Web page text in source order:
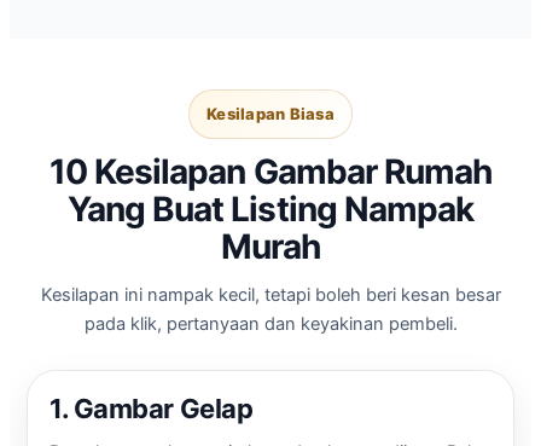
Kesilapan Biasa
10 Kesilapan Gambar Rumah
Yang Buat Listing Nampak
Murah
Kesilapan ini nampak kecil, tetapi boleh beri kesan besar
pada klik, pertanyaan dan keyakinan pembeli.
1. Gambar Gelap